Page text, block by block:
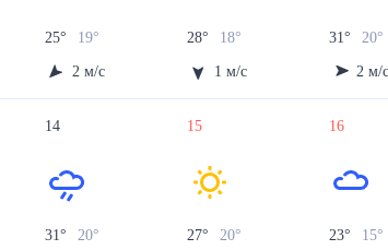
25° 19°
2 м/с
28° 18°
1 м/с
31° 20°
2 м/
14
31° 20°
15
27° 20
16
23° 15°